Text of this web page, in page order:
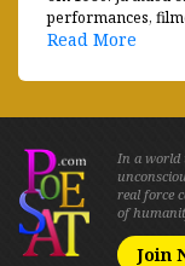
performances,
Read More
In a world
real force
of
Join